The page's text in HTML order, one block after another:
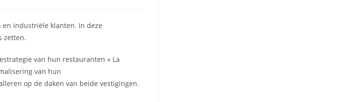
industriële klanten. In deze
zetten.
van hun restauranten « La
van hun
op de daken van beide vestigingen.